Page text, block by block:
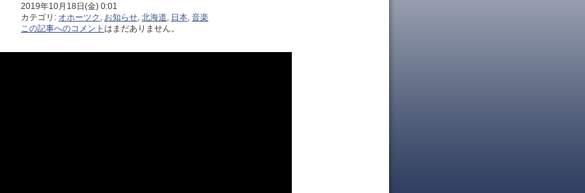
2019年10月18日(金) 0:01
カテゴリ: オホーツク , お知らせ, 北海道, 日本, 音楽
この記事へのコメント はまだありません。